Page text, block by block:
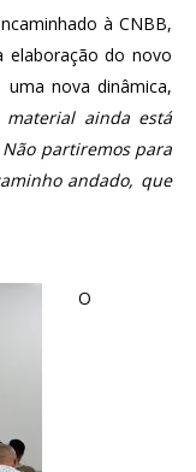
à CNBB,
elaboração do novo
nova dinâmica,
material ainda está
partiremos para
andado, que
O